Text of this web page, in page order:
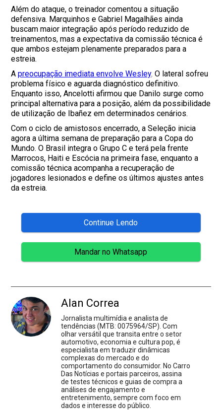
Além do ataque, o treinador comentou a situação
defensiva. Marquinhos e Gabriel Magalhães ainda
buscam maior integração após período reduzido de
treinamentos, mas a expectativa da comissão técnica é
que ambos estejam plenamente preparados para a
estreia.
Apreocupação imediata envolve Wesley. O lateral sofreu
problema físico e aguarda diagnóstico definitivo.
Enquanto isso, Ancelotti afirmou que Danilo surge como
principal alternativa para a posição, além da possibilidade
de utilização de Ibañez em determinados cenários.
Com o ciclo de amistosos encerrado, a Seleção inicia
agora a última semana de preparação para a Copa do
Mundo. O Brasil integra o Grupo C e terá pela frente
Marrocos, Haiti e Escócia na primeira fase, enquanto a
comissão técnica acompanha a recuperação de
jogadores lesionados e define os últimos ajustes antes
da estreia.
Continue Lendo
Mandar no Whatsapp
Alan Correa
Jornalista multimídia e analista de
tendências (MTB: 0075964/SP). Com
olhar versátil que transita entre o setor
automotivo, economia e cultura pop, é
especialista em traduzir dinâmicas
complexas do mercado e do
comportamento do consumidor. No Carro
Das Notícias e portais parceiros, assina
de testes técnicos e guias de compra a
análises de engajamento e
entretenimento, sempre com foco em
dados e interesse do público.